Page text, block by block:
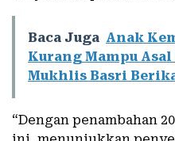
Baca Juga Anak
Kurang Mampu
Mukhlis Basri
“Dengan penambahan